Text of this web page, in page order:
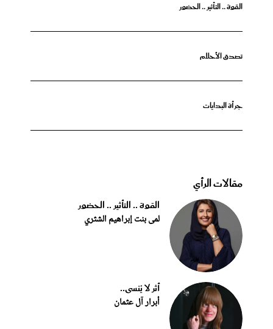
القوة .. التأثير .. الحضور
تصدق الأحلام
جرأة البدايات
مقالات الرأي
القوة .. التأثير .. الحضور
لمى بنت إبراهيم الشثري
أثر لا يُنسى..
أبرار آل عثمان